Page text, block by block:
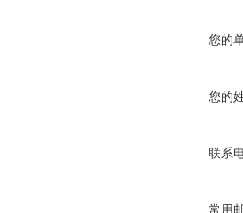
您的
您的
联系
常用